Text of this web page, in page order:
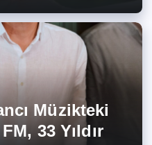
Müzikteki
33 Yıldır